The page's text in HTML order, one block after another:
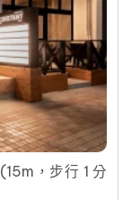
(15m，步行 1 分